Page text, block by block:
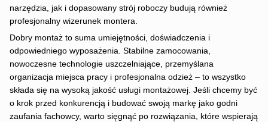
narzędzia, jak i dopasowany strój roboczy budują również
profesjonalny wizerunek montera.
Dobry montaż to suma umiejętności, doświadczenia i
odpowiedniego wyposażenia. Stabilne zamocowania,
nowoczesne technologie uszczelniające, przemyślana
organizacja miejsca pracy i profesjonalna odzież – to wszystko
składa się na wysoką jakość usługi montażowej. Jeśli chcemy być
o krok przed konkurencją i budować swoją markę jako godni
zaufania fachowcy, warto sięgnąć po rozwiązania, które wspierają